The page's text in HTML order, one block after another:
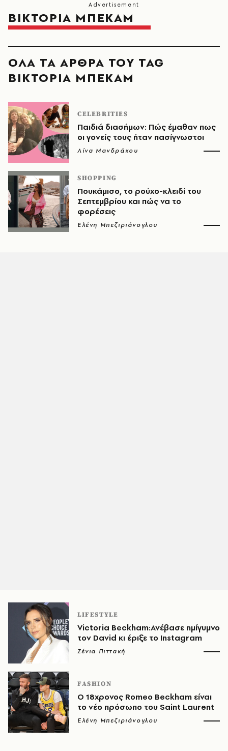
ΒΙΚΤΟΡΙΑ ΜΠΕΚΑΜ
ΟΛΑ ΤΑ ΑΡΘΡΑ ΤΟΥ TAG
ΒΙΚΤΟΡΙΑ ΜΠΕΚΑΜ
CELEBRITIES
Παιδιά διασήμων: Πώς έμαθαν πως
οι γονείς τους ήταν πασίγνωστοι
Λίνα Μανδράκου
SHOPPING
Πουκάμισο, το ρούχο-κλειδί του
Σεπτεμβρίου και πώς να το
φορέσεις
Ελένη Μπεζιριάνογλου
LIFESTYLE
Victoria Beckham:Ανέβασε ημίγυμνο
τον David κι έριξε το Instagram
Ζένια Πιττακή
FASHION
Ο 18χρονος Romeo Beckham είναι
το νέο πρόσωπο του Saint Laurent
Ελένη Μπεζιριάνογλου